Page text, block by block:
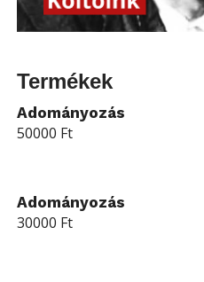
Termékek
Adományozás
50000 Ft
Adományozás
30000 Ft